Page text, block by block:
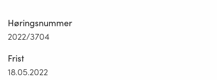
Høringsnummer
2022/3704
Frist
18.05.2022